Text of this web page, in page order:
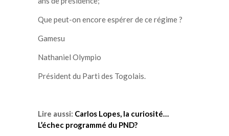
Que peut-on encore espérer de ce régime ?
Gamesu
Nathaniel Olympio
Président du Parti des Togolais.
Lire aussi: Carlos Lopes, la curiosité…
L’échec programmé du PND?